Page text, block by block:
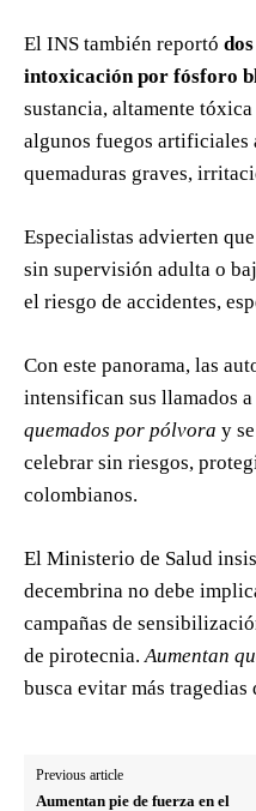
El INS también reportó
intoxicación por fósforo
sustancia, altamente
algunos fuegos artificiales
quemaduras graves,
Especialistas advierten
sin supervisión adulta o
el riesgo de accidentes,
Con este panorama, las
intensifican sus llamados
quemados por pólvora y
celebrar sin riesgos,
colombianos.
El Ministerio de Salud
decembrina no debe
campañas de
de pirotecnia.Aumentan
busca evitar más tragedias
Previous article
Aumentan pie de fuerza en el